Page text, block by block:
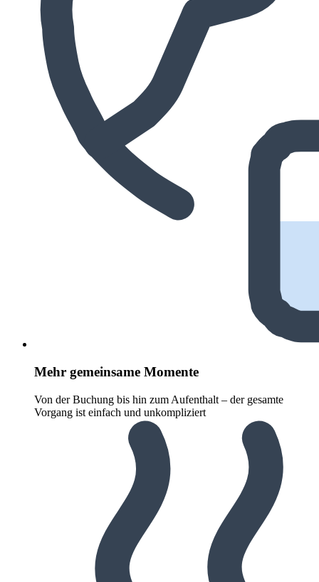
Mehr gemeinsame Momente
Von der Buchung bis hin zum Aufenthalt – der gesamte
Vorgang ist einfach und unkompliziert